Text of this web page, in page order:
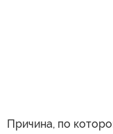
Причина, по